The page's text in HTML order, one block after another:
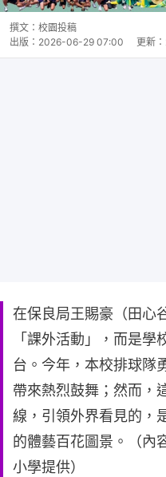
撰文： 校園投稿
出版： 2026-06-29 07:00 更新：
在保良局王賜豪（田心
「課外活動」，而是
台。今年，本校排球隊
帶來熱烈鼓舞；然而，
線，引領外界看見的，
的體藝百花圖景。（內
小學提供）